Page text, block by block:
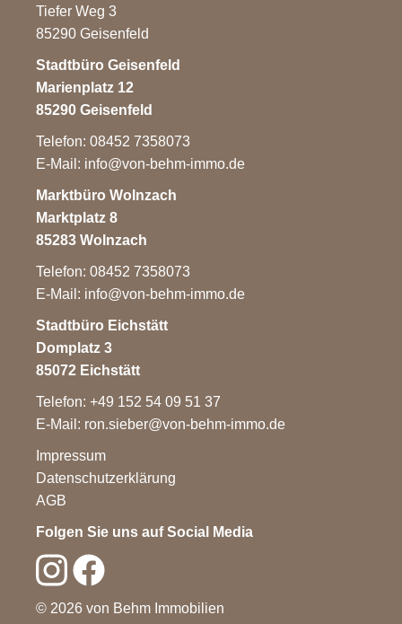
Tiefer Weg 3
85290 Geisenfeld
Stadtbüro Geisenfeld
Marienplatz 12
85290 Geisenfeld
Telefon: 08452 7358073
E-Mail: info@von-behm-immo.de
Marktbüro Wolnzach
Marktplatz 8
85283 Wolnzach
Telefon: 08452 7358073
E-Mail: info@von-behm-immo.de
Stadtbüro Eichstätt
Domplatz 3
85072 Eichstätt
Telefon: +49 152 54 09 51 37
E-Mail: ron.sieber@von-behm-immo.de
Impressum
Datenschutzerklärung
AGB
Folgen Sie uns auf Social Media
© 2026 von Behm Immobilien